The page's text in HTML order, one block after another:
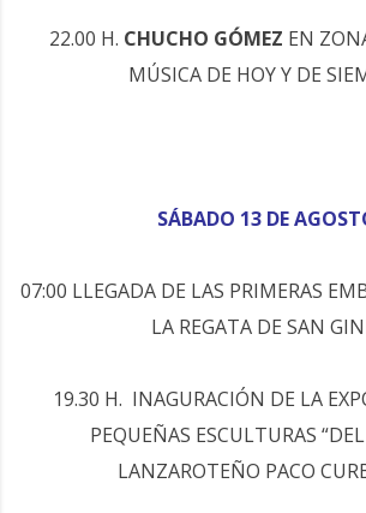
22.00 H. CHUCHO GÓMEZ EN
MÚSICA DE HOY Y DE
SÁBADO 13 DE
07:00 LLEGADA DE LAS PRIMERAS
LA REGATA DE SAN
19.30 H. INAGURACIÓN DE LA
PEQUEÑAS ESCULTURAS
LANZAROTEÑO PACO